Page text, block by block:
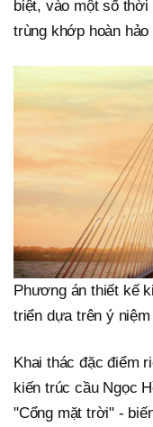
biệt, vào một số
trùng khớp hoàn
Phương án thiết kế
triển dựa trên ý
Khai thác đặc điểm
kiến trúc cầu Ngọc
"Cổng mặt trời" -